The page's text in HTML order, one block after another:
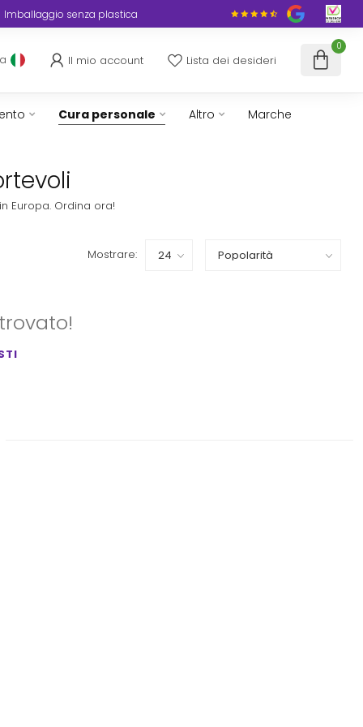
Imballaggio senza plastica
Il mio account Lista dei desideri
0
Cura personale Altro Marche
Europa. Ordina ora!
Mostrare: